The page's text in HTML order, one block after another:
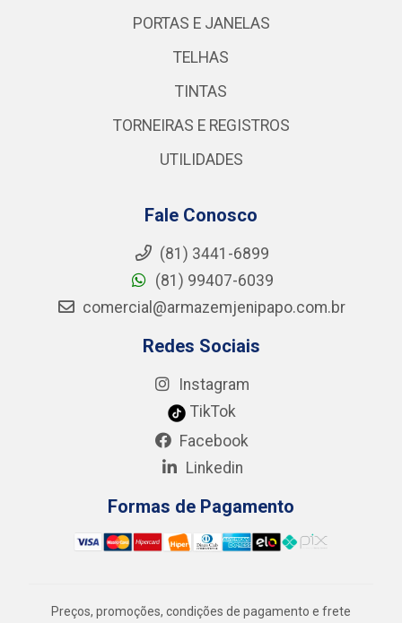
PORTAS E JANELAS
TELHAS
TINTAS
TORNEIRAS E REGISTROS
UTILIDADES
Fale Conosco
(81) 3441-6899
(81) 99407-6039
comercial@armazemjenipapo.com.br
Redes Sociais
Instagram
TikTok
Facebook
Linkedin
Formas de Pagamento
Preços, promoções, condições de pagamento e frete